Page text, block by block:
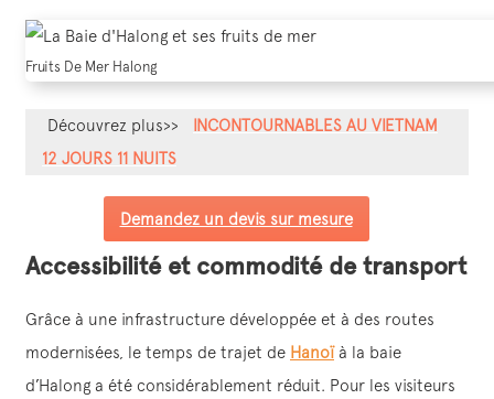
Fruits De Mer Halong
Découvrez plus>>
INCONTOURNABLES AU VIETNAM
12 JOURS 11 NUITS
Demandez un devis sur mesure
Accessibilité et commodité de transport
Grâce à une infrastructure développée et à des routes
modernisées, le temps de trajet de Hanoïà la baie
d’Halong a été considérablement réduit. Pour les visiteurs